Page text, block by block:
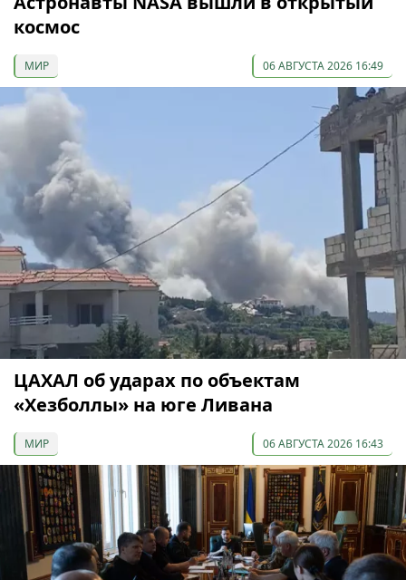
космос
МИР 06 АВГУСТА 2026 16:49
ЦАХАЛ об ударах по объектам
«Хезболлы» на юге Ливана
МИР 06 АВГУСТА 2026 16:43